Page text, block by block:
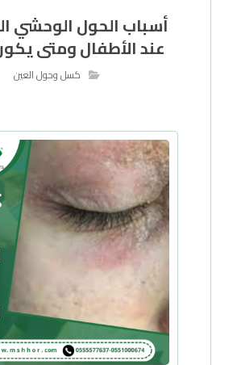
أسباب الحول الوحشي
عند الأطفال ومتى
كسل وحول العين